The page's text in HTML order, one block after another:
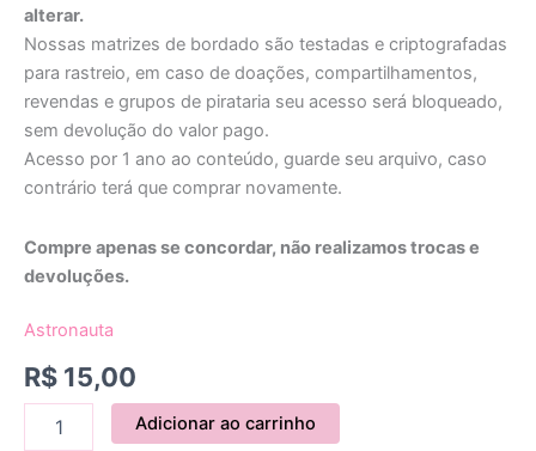
alterar.
Nossas matrizes de bordado são testadas e criptografadas
para rastreio, em caso de doações, compartilhamentos,
revendas e grupos de pirataria seu acesso será bloqueado,
sem devolução do valor pago.
Acesso por 1 ano ao conteúdo, guarde seu arquivo, caso
contrário terá que comprar novamente.
Compre apenas se concordar, não realizamos trocas e
devoluções.
Astronauta
R$ 15,00
Adicionar ao carrinho